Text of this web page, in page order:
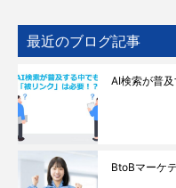
最近のブログ記事
AI検索が普
BtoBマーケ